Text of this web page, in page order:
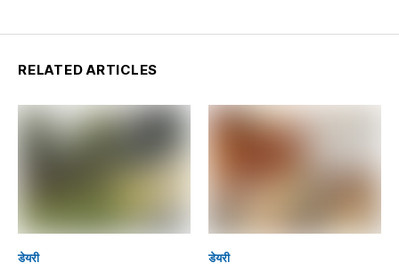
RELATED ARTICLES
डेयरी डेयरी